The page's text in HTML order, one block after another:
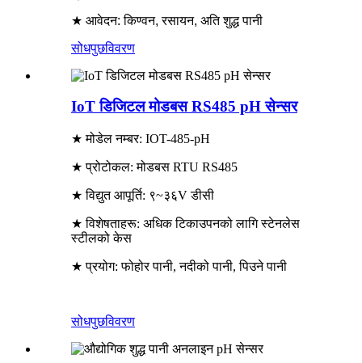
★ आवेदन: किण्वन, रसायन, अति शुद्ध पानी
सोधपुछविवरण
IoT डिजिटल मोडबस RS485 pH सेन्सर
★ मोडेल नम्बर: IOT-485-pH
★ प्रोटोकल: मोडबस RTU RS485
★ विद्युत आपूर्ति: ९~३६V डीसी
★ विशेषताहरू: अधिक टिकाउपनको लागि स्टेनलेस
स्टीलको केस
★ प्रयोग: फोहोर पानी, नदीको पानी, पिउने पानी
सोधपुछविवरण